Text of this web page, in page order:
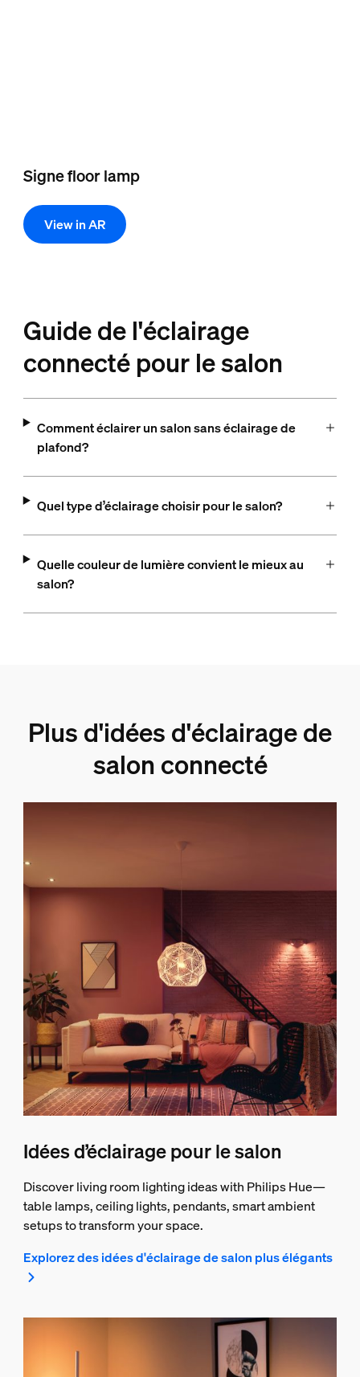
Signe floor lamp
View in AR
Guide de l'éclairage
connecté pour le salon
Comment éclairer un salon sans éclairage de
plafond?
Quel type d’éclairage choisir pour le salon?
Quelle couleur de lumière convient le mieux au
salon?
Plus d'idées d'éclairage de
salon connecté
Idées d’éclairage pour le salon
Discover living room lighting ideas with Philips Hue—
table lamps, ceiling lights, pendants, smart ambient
setups to transform your space.
Explorez des idées d'éclairage de salon plus élégants